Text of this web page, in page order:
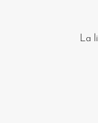
La